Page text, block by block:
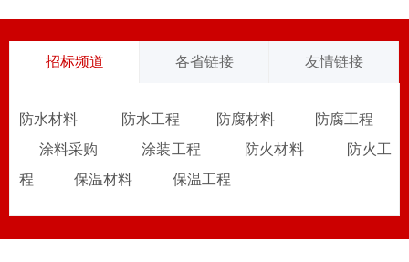
招标频道 各省链接 友情链接
防水材料 防水工程 防腐材料
防腐工程
涂料采购
涂装工程 防火材料
防火工
程
保温材料 保温工程